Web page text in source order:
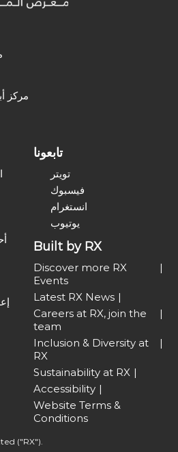
من
مركز
تابعونا
تويتر
فيسبوك
انستغرام
يوتيوب
Built by RX
Discover more RX
Events
Latest RX News
Careers at RX, join the
team
Inclusion & Diversity at
RX
Sustainability at RX
Accessibility
Website Terms &
Conditions
("RX").